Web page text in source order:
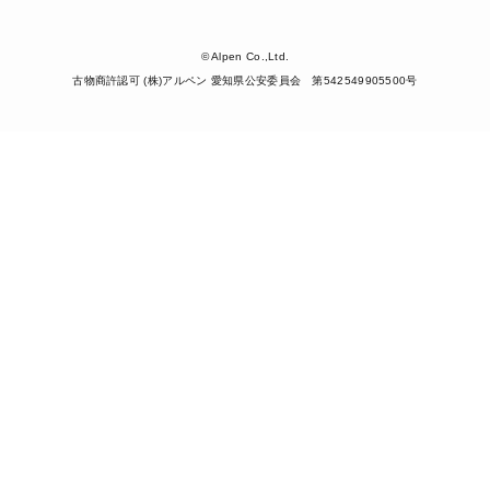
© Alpen Co.,Ltd.
古物商許認可 (株)アルペン 愛知県公安委員会 第542549905500号